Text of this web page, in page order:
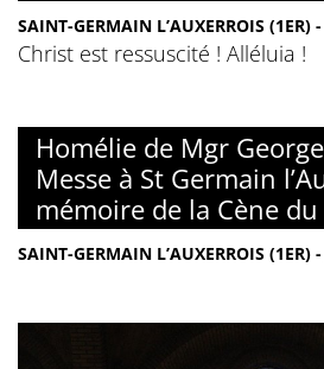
SAINT-GERMAIN L’AUXERROIS
Christ est ressuscité ! Alléluia !
Homélie de Mgr
Messe à St Germain
mémoire de la Cène
SAINT-GERMAIN L’AUXERROIS (1ER)